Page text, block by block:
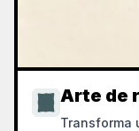
Arte de
Transforma